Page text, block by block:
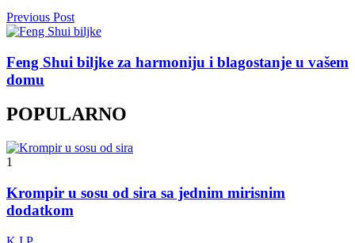
Previous Post
Feng Shui biljke za harmoniju i blagostanje u vašem
domu
POPULARNO
1
Krompir u sosu od sira sa jednim mirisnim
dodatkom